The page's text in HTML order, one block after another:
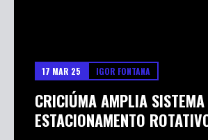
17 MAR 25 IGOR FONTANA
CRICIÚMA AMPLIA SISTEMA
ESTACIONAMENTO